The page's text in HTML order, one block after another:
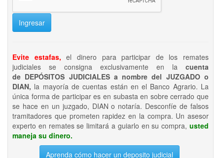
Ingresar
Evite estafas, el dinero para participar de los remates
judiciales se consigna exclusivamente en la cuenta
de DEPÓSITOS JUDICIALES a nombre del JUZGADO o
DIAN, la mayoría de cuentas están en el Banco Agrario. La
única forma de participar es en subasta en sobre cerrado que
se hace en un juzgado, DIAN o notaría. Desconfíe de falsos
tramitadores que prometen rapidez en la compra. Un asesor
experto en remates se limitará a guiarlo en su compra, usted
maneja su dinero.
Aprenda cómo hacer un deposito judicial